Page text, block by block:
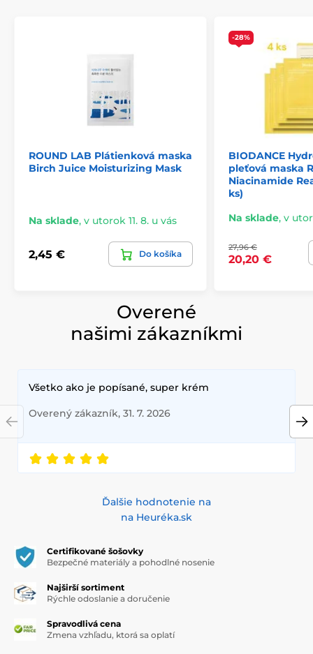
ROUND LAB Plátienková maska
Birch Juice Moisturizing Mask
Na sklade, v utorok 11. 8. u vás
2,45 € Do košíka
-28%
BIODANCE
pleťová maska
Niacinamide
ks)
Na sklade, v
27,96 €
20,20 €
Overené
našimi zákazníkmi
Všetko ako je popísané, super krém
Overený zákazník, 31. 7. 2026
Ďalšie hodnotenie na
na Heuréka.sk
Certifikované šošovky
Bezpečné materiály a pohodlné nosenie
Najširší sortiment
Rýchle odoslanie a doručenie
Spravodlivá cena
Zmena vzhľadu, ktorá sa oplatí